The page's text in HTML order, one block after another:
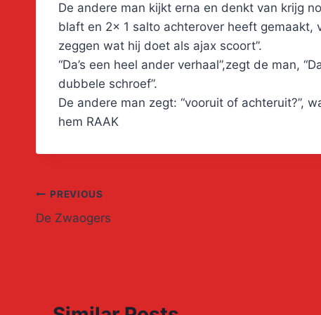
De andere man kijkt erna en denkt van krijg
blaft en 2x 1 salto achterover heeft gemaakt,
zeggen wat hij doet als ajax scoort”.
“Da’s een heel ander verhaal”,zegt de man,
dubbele schroef”.
De andere man zegt: “vooruit of achteruit?”,
hem RAAK
Post
navigation
PREVIOUS
De Zwaogers